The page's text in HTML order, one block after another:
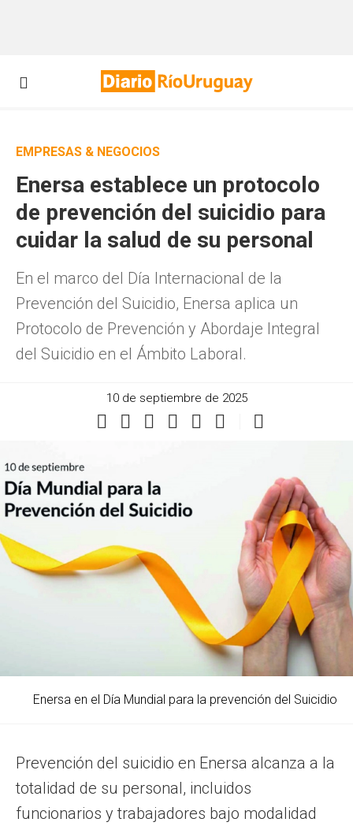
EMPRESAS & NEGOCIOS
Enersa establece un protocolo
de prevención del suicidio para
cuidar la salud de su personal
En el marco del Día Internacional de la
Prevención del Suicidio, Enersa aplica un
Protocolo de Prevención y Abordaje Integral
del Suicidio en el Ámbito Laboral.
10 de septiembre de 2025
Enersa en el Día Mundial para la prevención del Suicidio
Prevención del suicidio en Enersa alcanza a la
totalidad de su personal, incluidos
funcionarios y trabajadores bajo modalidad